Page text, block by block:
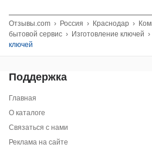
Отзывы.com › Россия › Краснодар ›
бытовой сервис › Изготовление ключей ›
ключей
Поддержка
Главная
О каталоге
Связаться с нами
Реклама на сайте